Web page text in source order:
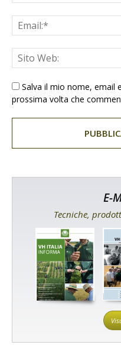
Salva il mio nome, email
prossima volta che
E-
Tecniche,